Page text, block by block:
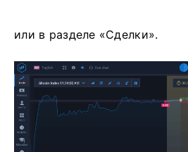
или в разделе «Сделки».